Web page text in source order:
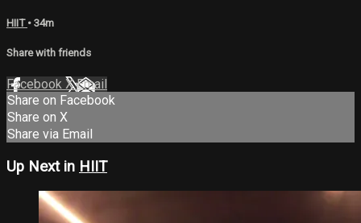
HIIT • 34m
Share with friends
Facebook XEmail
Share on Facebook
Share on X
Share via Email
Up Next in HIIT